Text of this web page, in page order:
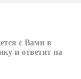
с Вами в
и ответит на